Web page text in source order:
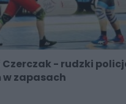
Czerczak - rudzki
zapasach